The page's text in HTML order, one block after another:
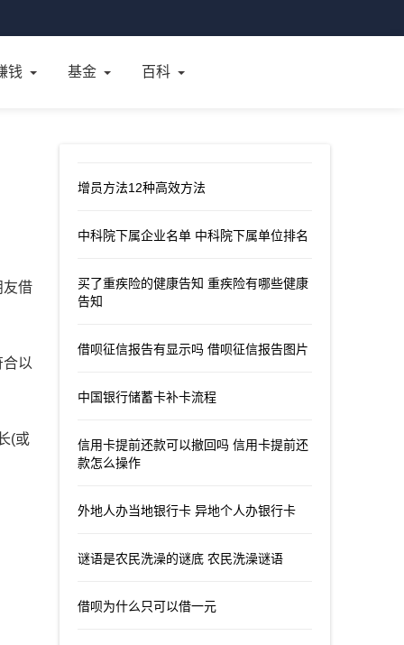
钱 基金 百科
友借
以
(或
增员方法12种高效方法
中科院下属企业名单 中科院下属单位排名
买了重疾险的健康告知 重疾险有哪些健康
告知
借呗征信报告有显示吗 借呗征信报告图片
中国银行储蓄卡补卡流程
信用卡提前还款可以撤回吗 信用卡提前还
款怎么操作
外地人办当地银行卡 异地个人办银行卡
谜语是农民洗澡的谜底 农民洗澡谜语
借呗为什么只可以借一元